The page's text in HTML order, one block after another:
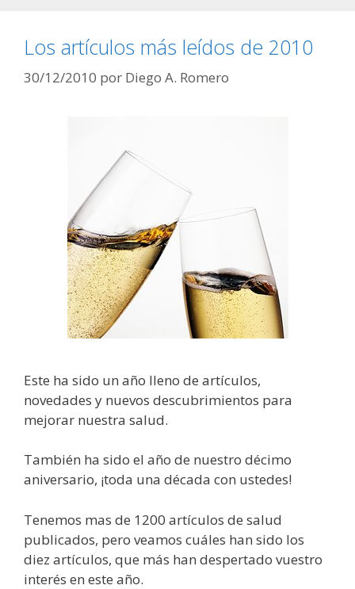
Los artículos más leídos de 2010
30/12/2010 por Diego A. Romero
Este ha sido un año lleno de artículos,
novedades y nuevos descubrimientos para
mejorar nuestra salud.
También ha sido el año de nuestro décimo
aniversario, ¡toda una década con ustedes!
Tenemos mas de 1200 artículos de salud
publicados, pero veamos cuáles han sido los
diez artículos, que más han despertado vuestro
interés en este año.